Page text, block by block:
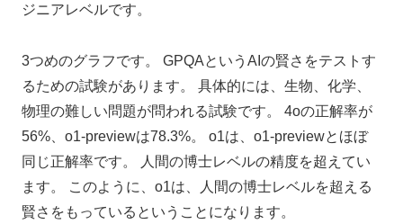
ジニアレベルです。
3つめのグラフです。 GPQAというAIの賢さをテストす
るための試験があります。 具体的には、生物、化学、
物理の難しい問題が問われる試験です。 4oの正解率が
56%、o1-previewは78.3%。 o1は、o1-previewとほぼ
同じ正解率です。 人間の博士レベルの精度を超えてい
ます。 このように、o1は、人間の博士レベルを超える
賢さをもっているということになります。